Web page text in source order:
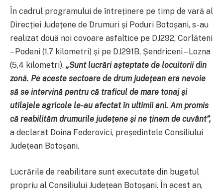
În cadrul programului de întreținere pe timp de vară al
Direcției Județene de Drumuri și Poduri Botoșani, s-au
realizat două noi covoare asfaltice pe DJ292, Corlăteni
– Podeni (1,7 kilometri) și pe DJ291B, Șendriceni – Lozna
(5,4 kilometri). „Sunt lucrări așteptate de locuitorii din
zonă. Pe aceste sectoare de drum județean era nevoie
să se intervină pentru că traficul de mare tonaj și
utilajele agricole le-au afectat în ultimii ani. Am promis
că reabilităm drumurile județene și ne ținem de cuvânt”,
a declarat Doina Federovici, președintele Consiliului
Județean Botoșani.
Lucrările de reabilitare sunt executate din bugetul
propriu al Consiliului Județean Botoșani. În acest an,